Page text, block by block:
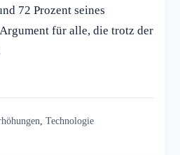
72 Prozent seines
für alle, die trotz der
Technologie